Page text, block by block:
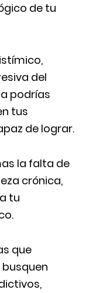
de tu
del
podrías
tus
de lograr.
la falta de
crónica,
tu
que